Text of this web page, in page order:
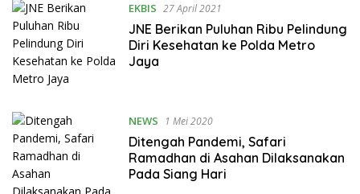
EKBIS 27 April 2021
JNE Berikan Puluhan Ribu Pelindung
Diri Kesehatan ke Polda Metro
Jaya
NEWS 1 Mei 2020
Ditengah Pandemi, Safari
Ramadhan di Asahan Dilaksanakan
Pada Siang Hari